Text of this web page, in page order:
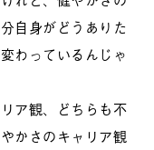
自身がどうありた
わっているんじゃ
ア観、どちらも不
かさのキャリア観